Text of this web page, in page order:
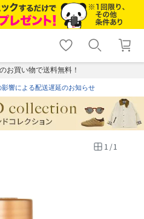
shopping_cart lock_outline
ログイン
お買い物で送料無料！
響による配送遅延のお知らせ
1 /1